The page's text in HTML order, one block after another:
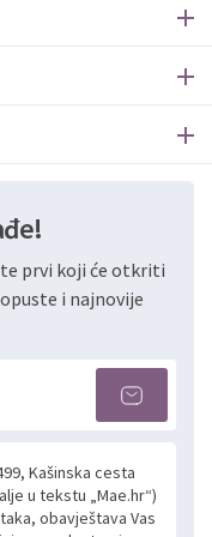
prvi koji će otkriti
i najnovije
Kašinska cesta
u tekstu „Mae.hr“)
obavještava Vas